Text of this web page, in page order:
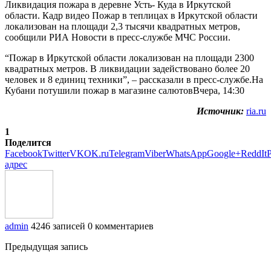
Ликвидация пожара в деревне Усть- Куда в Иркутской
области. Кадр видео Пожар в теплицах в Иркутской области
локализован на площади 2,3 тысячи квадратных метров,
сообщили РИА Новости в пресс-службе МЧС России.
“Пожар в Иркутской области локализован на площади 2300
квадратных метров. В ликвидации задействовано более 20
человек и 8 единиц техники”, – рассказали в пресс-службе.На
Кубани потушили пожар в магазине салютовВчера, 14:30
Источник: ria.ru
1
Поделится
FacebookTwitterVKOK.ruTelegramViberWhatsAppGoogle+ReddIt
адрес
admin 4246 записей 0 комментариев
Предыдущая запись